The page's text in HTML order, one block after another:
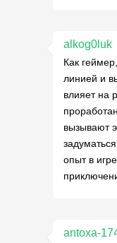
alkog0luk
Как
линией и
влияет на
вызывают
опыт в
antoxa-